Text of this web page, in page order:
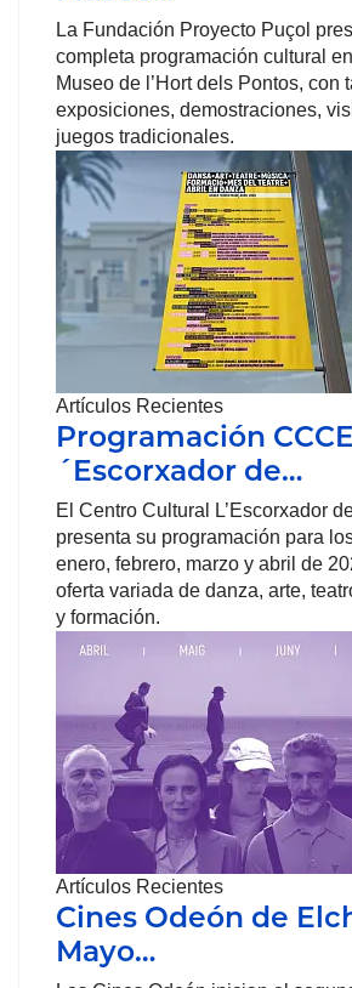
La Fundación Proyecto Puçol
completa programación cultural
Museo de l’Hort dels Pontos, con
exposiciones, demostraciones,
juegos tradicionales.
Artículos Recientes
Programación
´Escorxador de…
El Centro Cultural L’Escorxador
presenta su programación para
enero, febrero, marzo y abril de
oferta variada de danza, arte,
y formación.
Artículos Recientes
Cines Odeón de
Mayo…